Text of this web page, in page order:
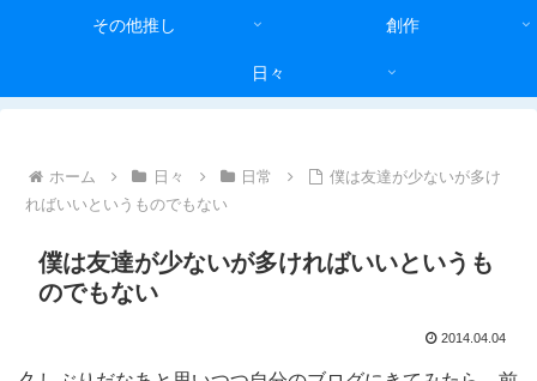
その他推し 創作
日々
ホーム 日々 日常
僕は友達が少ないが多け
ればいいというものでもない
僕は友達が少ないが多ければいいというも
のでもない
2014.04.04